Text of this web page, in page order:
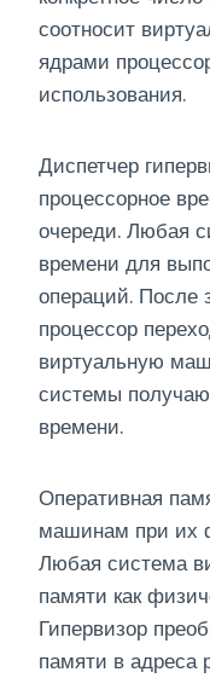
соотносит
ядрами
использования.
Диспетчер
процессорное
очереди. Любая
времени для
операций. После
процессор
виртуальную
системы
времени.
Оперативная
машинам при их
Любая система
памяти как
Гипервизор
памяти в адреса